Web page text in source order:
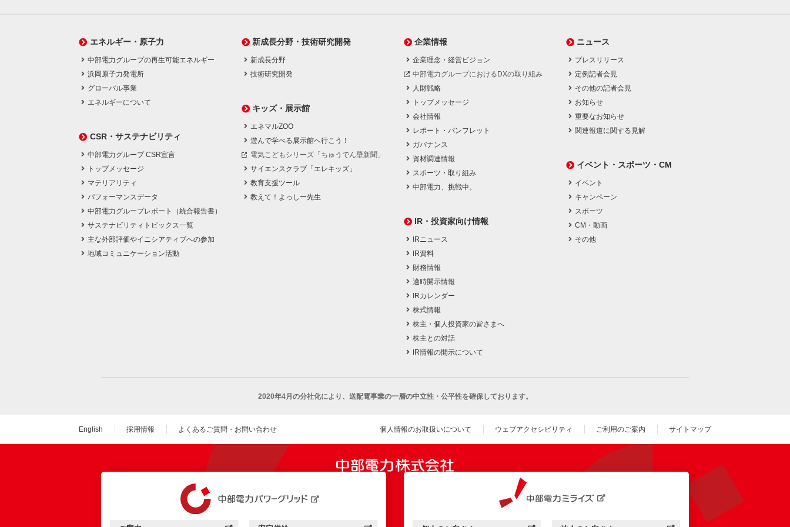
エネルギー・原子力
中部電力グループの再生可能エネルギー
浜岡原子力発電所
グローバル事業
エネルギーについて
CSR・サステナビリティ
中部電力グループ CSR宣言
トップメッセージ
マテリアリティ
パフォーマンスデータ
中部電力グループレポート（統合報告書）
サステナビリティトピックス一覧
主な外部評価やイニシアティブへの参加
地域コミュニケーション活動
新成長分野・技術研究開発
新成長分野
技術研究開発
キッズ・展示館
エネマルZOO
遊んで学べる展示館へ行こう！
電気こどもシリーズ「ちゅうでん壁新聞」
サイエンスクラブ「エレキッズ」
教育支援ツール
教えて！よっしー先生
企業情報
企業理念・経営ビジョン
中部電力グループにおけるDXの取り組み
人財戦略
トップメッセージ
会社情報
レポート・パンフレット
ガバナンス
資材調達情報
スポーツ・取り組み
中部電力、挑戦中。
IR・投資家向け情報
IRニュース
IR資料
財務情報
適時開示情報
IRカレンダー
株式情報
株主・個人投資家の皆さまへ
株主との対話
IR情報の開示について
ニュース
プレスリリース
定例記者会見
その他の記者会見
お知らせ
重要なお知らせ
関連報道に関する見解
イベント・スポーツ・CM
イベント
キャンペーン
スポーツ
CM・動画
その他
2020年4月の分社化により、 送配電事業の一層の中立性・公平性を確保しております。
English 採用情報 よくあるご質問・お問い合わせ 個人情報のお取扱いについて ウェブアクセシビリティ ご利用のご案内 サイトマップ